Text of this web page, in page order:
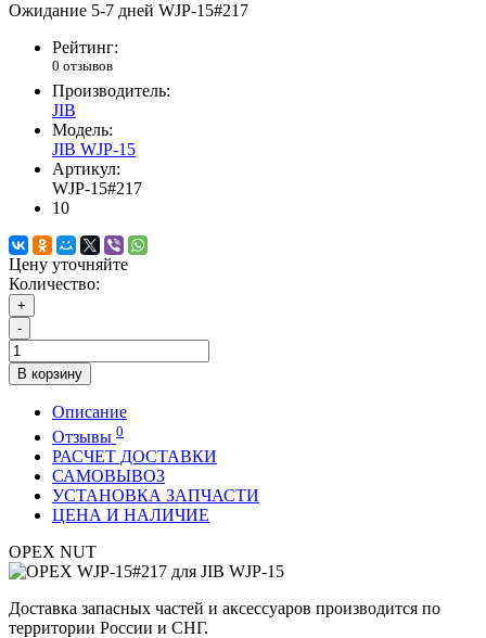
Ожидание 5-7 дней WJP-15#217
Рейтинг:
0 отзывов
Производитель:
JIB
Модель:
JIB WJP-15
Артикул:
WJP-15#217
10
Цену уточняйте
Количество:
+
-
В корзину
Описание
Отзывы 0
РАСЧЕТ ДОСТАВКИ
САМОВЫВОЗ
УСТАНОВКА ЗАПЧАСТИ
ЦЕНА И НАЛИЧИЕ
ОРЕХ NUT
Доставка запасных частей и аксессуаров производится по
территории России и СНГ.